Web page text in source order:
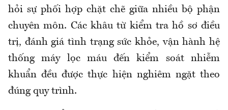
hỏi sự phối hợp chặt chẽ giữa nhiều bộ phận
chuyên môn. Các khâu từ kiểm tra hồ sơ điều
trị, đánh giá tình trạng sức khỏe, vận hành hệ
thống máy lọc máu đến kiểm soát nhiễm
khuẩn đều được thực hiện nghiêm ngặt theo
đúng quy trình.